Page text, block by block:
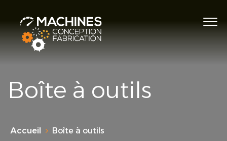
Boîte à outils
Accueil Boîte à outils